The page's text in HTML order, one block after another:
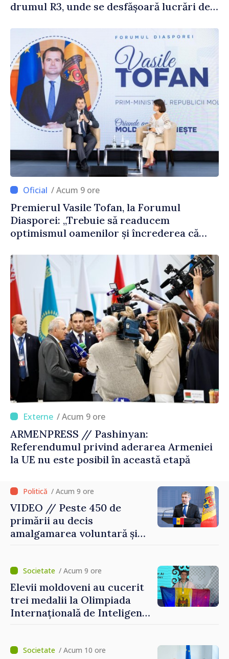
drumul R3, unde se desfășoară lucrări de
/ Acum 9 ore
Premierul Vasile Tofan, la Forumul
Diasporei: „Trebuie să readucem
optimismul oamenilor și încrederea că
corectă”
/ Acum 9 ore
ARMENPRESS // Pashinyan:
Referendumul privind aderarea Armeniei
la UE nu este posibil în această etapă
/ Acum 9 ore
VIDEO // Peste 450 de
primării au decis
amalgamarea voluntară și
Grosu: „Este important să
depășim blocajele și să dăm o
șansă localităților să se
dezvolte”
/ Acum 9 ore
Elevii moldoveni au cucerit
trei medalii la Olimpiada
Internațională de Inteligență
/ Acum 10 ore